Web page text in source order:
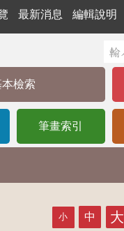
最新消息 編輯說明
檢索
筆畫索引
小 中 大